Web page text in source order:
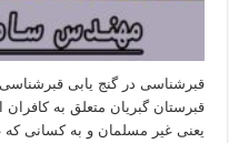
قبرشناسی در گنج یابی
قبرستان گبریان متعلق به
یعنی غیر مسلمان و به کسانی که